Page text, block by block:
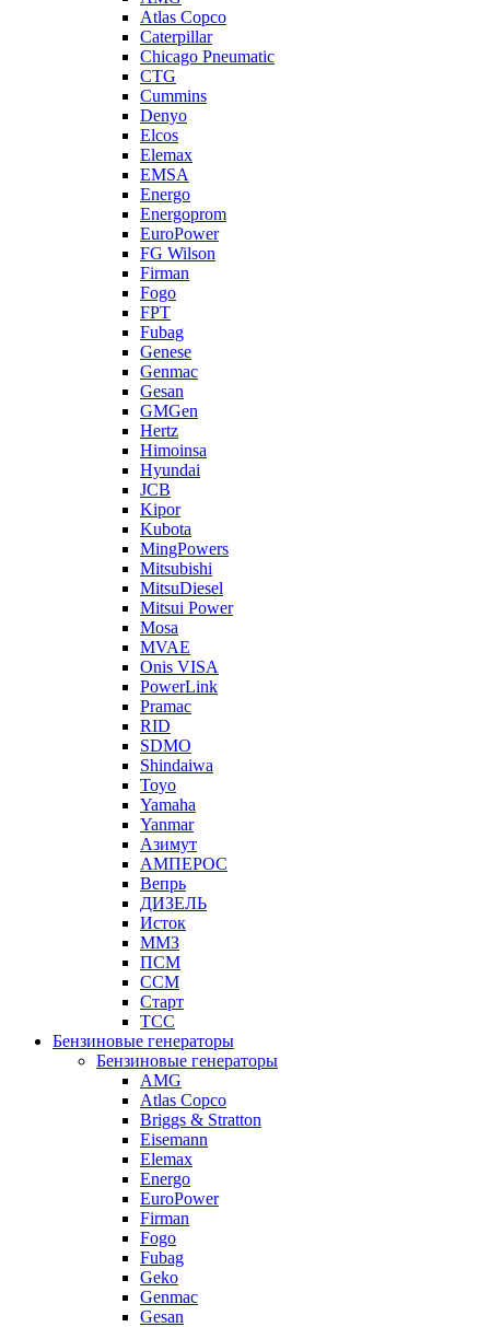
Atlas Copco
Caterpillar
Chicago Pneumatic
CTG
Cummins
Denyo
Elcos
Elemax
EMSA
Energo
Energoprom
EuroPower
FG Wilson
Firman
Fogo
FPT
Fubag
Genese
Genmac
Gesan
GMGen
Hertz
Himoinsa
Hyundai
JCB
Kipor
Kubota
MingPowers
Mitsubishi
MitsuDiesel
Mitsui Power
Mosa
MVAE
Onis VISA
PowerLink
Pramac
RID
SDMO
Shindaiwa
Toyo
Yamaha
Yanmar
Азимут
АМПЕРОС
Вепрь
ДИЗЕЛЬ
Исток
ММЗ
ПСМ
ССМ
Старт
ТСС
Бензиновые генераторы
Бензиновые генераторы
AMG
Atlas Copco
Briggs & Stratton
Eisemann
Elemax
Energo
EuroPower
Firman
Fogo
Fubag
Geko
Genmac
Gesan